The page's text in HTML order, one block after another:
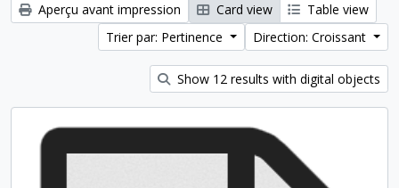
Aperçu avant impression Card view
Table view
Trier par: Pertinence
Direction: Croissant
Show 12 results with digital objects